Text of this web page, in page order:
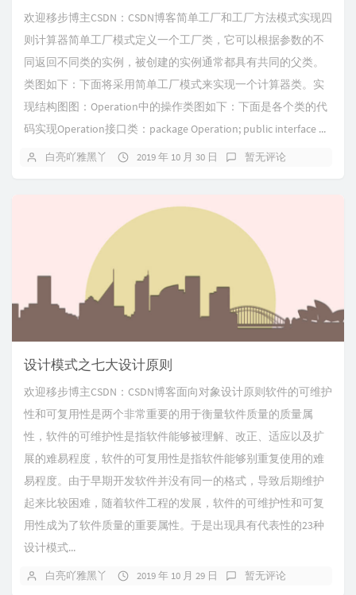
欢迎移步博主CSDN：CSDN博客简单工厂和工厂方法模式实现四
则计算器简单工厂模式定义一个工厂类，它可以根据参数的不
同返回不同类的实例，被创建的实例通常都具有共同的父类。
类图如下：下面将采用简单工厂模式来实现一个计算器类。实
现结构图图：Operation中的操作类图如下：下面是各个类的代
码实现Operation接口类：package Operation; public interface ...
白亮吖雅黑丫 2019 年 10 月 30 日 暂无评论
设计模式之七大设计原则
欢迎移步博主CSDN：CSDN博客面向对象设计原则软件的可维护
性和可复用性是两个非常重要的用于衡量软件质量的质量属
性，软件的可维护性是指软件能够被理解、改正、适应以及扩
展的难易程度，软件的可复用性是指软件能够别重复使用的难
易程度。由于早期开发软件并没有同一的格式，导致后期维护
起来比较困难，随着软件工程的发展，软件的可维护性和可复
用性成为了软件质量的重要属性。于是出现具有代表性的23种
设计模式...
白亮吖雅黑丫 2019 年 10 月 29 日 暂无评论